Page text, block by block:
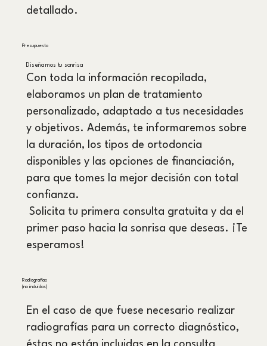
detallado.
Diseñamos tu sonrisa
Con toda la información recopilada,
elaboramos un plan de tratamiento
personalizado, adaptado a tus necesidades
y objetivos. Además, te informaremos sobre
la duración, los tipos de ortodoncia
disponibles y las opciones de financiación,
para que tomes la mejor decisión con total
confianza.
Solicita tu primera consulta gratuita y da el
primer paso hacia la sonrisa que deseas. ¡Te
esperamos!
Presupuesto
En el caso de que fuese necesario realizar
radiografías para un correcto diagnóstico,
Radiografías
(no incluidas)